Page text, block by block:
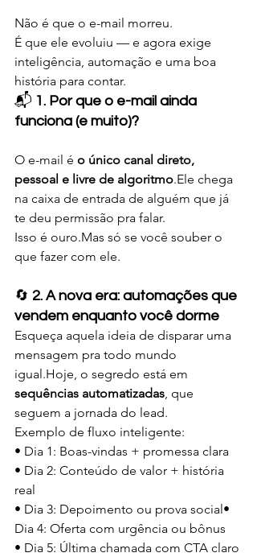
Não é que o e-mail morreu.
É que ele evoluiu — e agora exige
inteligência, automação e uma boa
história para contar.
📬 1. Por que o e-mail ainda
funciona (e muito)?
O e-mail é o único canal direto,
pessoal e livre de algoritmo.Ele chega
na caixa de entrada de alguém que já
te deu permissão pra falar.
Isso é ouro.Mas só se você souber o
que fazer com ele.
🔄 2. A nova era: automações que
vendem enquanto você dorme
Esqueça aquela ideia de disparar uma
mensagem pra todo mundo
igual.Hoje, o segredo está em
sequências automatizadas, que
seguem a jornada do lead.
Exemplo de fluxo inteligente:
• Dia 1: Boas-vindas + promessa clara
• Dia 2: Conteúdo de valor + história
real
• Dia 3: Depoimento ou prova social•
Dia 4: Oferta com urgência ou bônus
• Dia 5: Última chamada com CTA claro